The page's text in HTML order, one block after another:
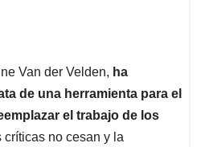
Van der Velden, ha
de una herramienta para el
el trabajo de los
críticas no cesan y la